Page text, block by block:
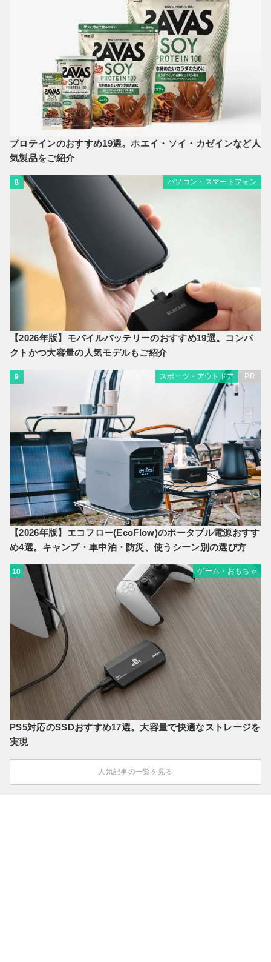
プロテインのおすすめ19選。ホエイ・ソイ・カゼインなど人
気製品をご紹介
8 パソコン・スマートフォン
【2026年版】モバイルバッテリーのおすすめ19選。コンパ
クトかつ大容量の人気モデルもご紹介
9 スポーツ・アウトドア PR
【2026年版】エコフロー(EcoFlow)のポータブル電源おすす
め4選。キャンプ・車中泊・防災、使うシーン別の選び方
10 ゲーム・おもちゃ
PS5対応のSSDおすすめ17選。大容量で快適なストレージを
実現
人気記事の一覧を見る